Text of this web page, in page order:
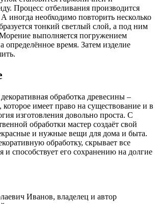
Процесс отбеливания производится
иногда необходимо повторить несколько
тонкий светлый слой, а под ним
выполняется погружением
определённое время. Затем изделие
обработка древесины –
которое имеет право на существование и в
изготовления довольно проста. С
обработки мастер создаёт свой
и нужные вещи для дома и быта.
обработку, скрывает все
и способствует его сохранению на долгие
Иванов, владелец и автор